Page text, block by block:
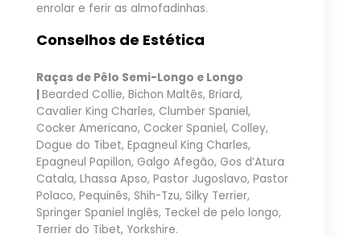
enrolar e ferir as almofadinhas.
Conselhos de Estética
Raças de Pêlo Semi-Longo e Longo
|Bearded Collie, Bichon Maltês, Briard,
Cavalier King Charles, Clumber Spaniel,
Cocker Americano, Cocker Spaniel, Colley,
Dogue do Tibet, Epagneul King Charles,
Epagneul Papillon, Galgo Afegão, Gos d’Atura
Catala, Lhassa Apso, Pastor Jugoslavo, Pastor
Polaco, Pequinês, Shih-Tzu, Silky Terrier,
Springer Spaniel Inglês, Teckel de pelo longo,
Terrier do Tibet, Yorkshire.